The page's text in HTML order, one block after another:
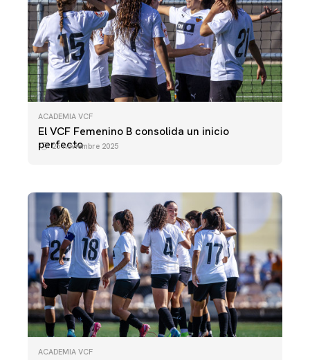
ACADEMIA VCF
El VCF Femenino B consolida un inicio
perfecto
26 noviembre 2025
ACADEMIA VCF
VCF FEMENINO B - CF LA NUCÍA
ACADEMIA VCF